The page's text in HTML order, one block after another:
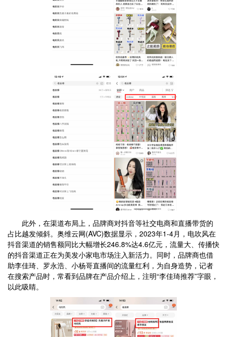
此外，在渠道布局上，品牌商对抖音等社交电商和直播带货的
占比越发倾斜。奥维云网(AVC)数据显示，2023年1-4月，电吹风在
抖音渠道的销售额同比大幅增长246.8%达4.6亿元，流量大、传播快
的抖音渠道正在为美发小家电市场注入新活力。同时，品牌商也借
助李佳琦、罗永浩、小杨哥直播间的流量红利，为自身造势，记者
在搜索产品时，常看到品牌在产品介绍上，注明“李佳琦推荐”字眼，
以此吸睛。